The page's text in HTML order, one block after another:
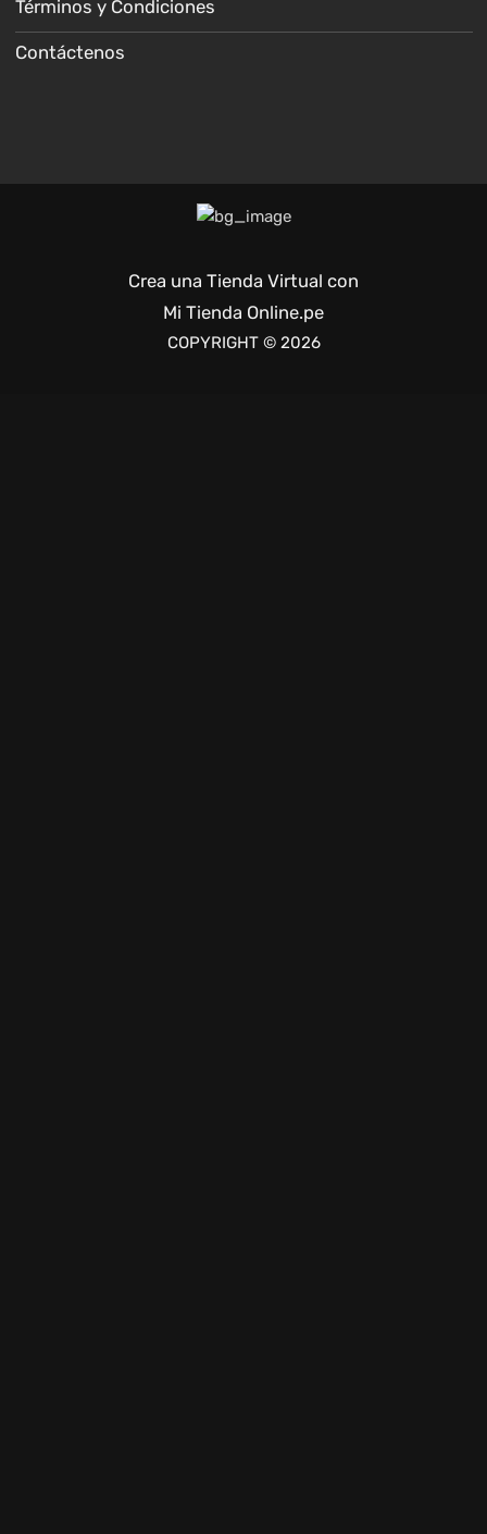
Términos y Condiciones
Contáctenos
Crea una Tienda Virtual con
Mi Tienda Online.pe
COPYRIGHT © 2026